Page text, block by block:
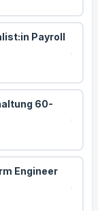
Payroll
60-
Engineer